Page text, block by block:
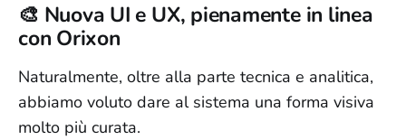
🎨 Nuova UI e UX, pienamente in linea
con Orixon
Naturalmente, oltre alla parte tecnica e analitica,
abbiamo voluto dare al sistema una forma visiva
molto più curata.